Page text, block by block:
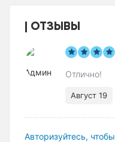
ОТЗЫВЫ
Отлично!
Август 19
Авторизуйтесь,